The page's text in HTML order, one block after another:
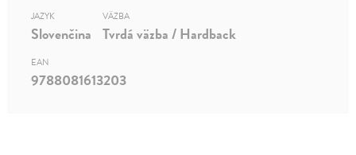
JAZYK
Slovenčina
VÄZBA
Tvrdá väzba / Hardback
EAN
9788081613203